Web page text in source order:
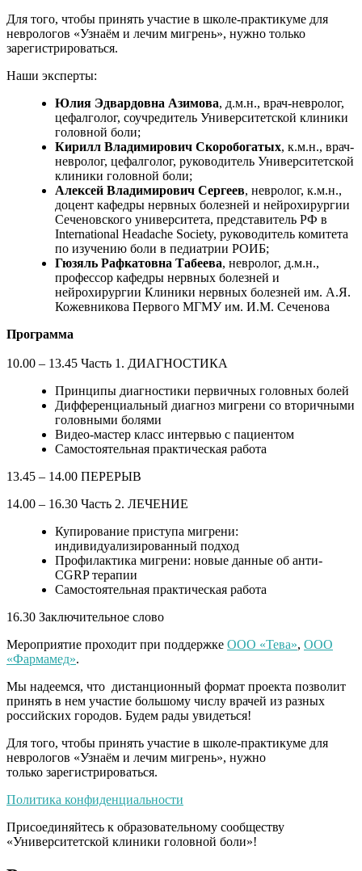
Для того, чтобы принять участие в школе-практикуме для
неврологов «Узнаём и лечим мигрень», нужно только
зарегистрироваться.
Наши эксперты:
Юлия Эдвардовна Азимова, д.м.н., врач-невролог,
цефалголог, соучредитель Университетской клиники
головной боли;
Кирилл Владимирович Скоробогатых, к.м.н., врач-
невролог, цефалголог, руководитель Университетской
клиники головной боли;
Алексей Владимирович Сергеев, невролог, к.м.н.,
доцент кафедры нервных болезней и нейрохирургии
Сеченовского университета, представитель РФ в
International Headache Society, руководитель комитета
по изучению боли в педиатрии РОИБ;
Гюзяль Рафкатовна Табеева, невролог, д.м.н.,
профессор кафедры нервных болезней и
нейрохирургии Клиники нервных болезней им. А.Я.
Кожевникова Первого МГМУ им. И.М. Сеченова
Программа
10.00 – 13.45 Часть 1. ДИАГНОСТИКА
Принципы диагностики первичных головных болей
Дифференциальный диагноз мигрени со вторичными
головными болями
Видео-мастер класс интервью с пациентом
Самостоятельная практическая работа
13.45 – 14.00 ПЕРЕРЫВ
14.00 – 16.30 Часть 2. ЛЕЧЕНИЕ
Купирование приступа мигрени:
индивидуализированный подход
Профилактика мигрени: новые данные об анти-
CGRP терапии
Самостоятельная практическая работа
16.30 Заключительное слово
Мероприятие проходит при поддержке ООО «Тева», ООО
«Фармамед».
Мы надеемся, что дистанционный формат проекта позволит
принять в нем участие большому числу врачей из разных
российских городов. Будем рады увидеться!
Для того, чтобы принять участие в школе-практикуме для
неврологов «Узнаём и лечим мигрень», нужно
только зарегистрироваться.
Политика конфиденциальности
Присоединяйтесь к образовательному сообществу
«Университетской клиники головной боли»!